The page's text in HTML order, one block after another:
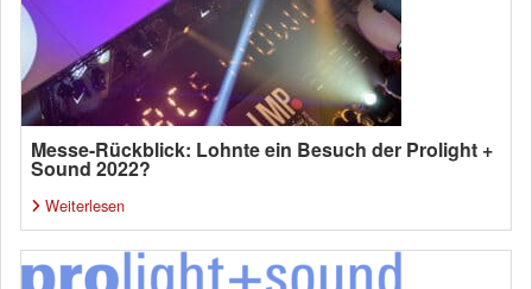
Messe-Rückblick: Lohnte ein Besuch der Prolight +
Sound 2022?
Weiterlesen